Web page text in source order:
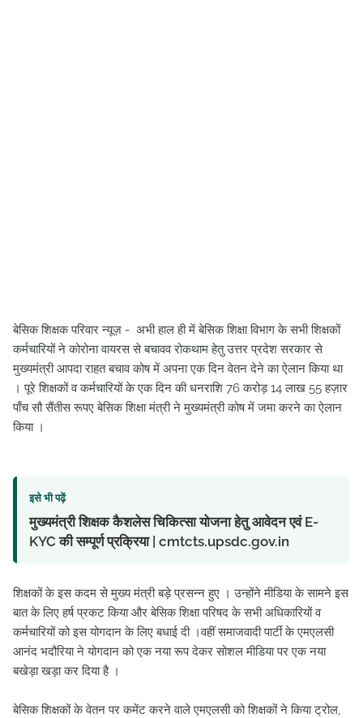
बेसिक शिक्षक परिवार न्यूज़ - अभी हाल ही में बेसिक शिक्षा विभाग के सभी शिक्षकों
कर्मचारियों ने कोरोना वायरस से बचावव रोकथाम हेतु उत्तर प्रदेश सरकार से
मुख्यमंत्री आपदा राहत बचाव कोष में अपना एक दिन वेतन देने का ऐलान किया था
। पूरे शिक्षकों व कर्मचारियों के एक दिन की धनराशि 76 करोड़ 14 लाख 55 हज़ार
पाँच सौ सैंतीस रूपए बेसिक शिक्षा मंत्री ने मुख्यमंत्री कोष में जमा करने का ऐलान
किया ।
इसे भी पढ़ें
मुख्यमंत्री शिक्षक कैशलेस चिकित्सा योजना हेतु आवेदन एवं E-
KYC की सम्पूर्ण प्रक्रिया | cmtcts.upsdc.gov.in
शिक्षकों के इस कदम से मुख्य मंत्री बड़े प्रसन्न हुए । उन्होंने मीडिया के सामने इस
बात के लिए हर्ष प्रकट किया और बेसिक शिक्षा परिषद के सभी अधिकारियों व
कर्मचारियों को इस योगदान के लिए बधाई दी ।वहीं समाजवादी पार्टी के एमएलसी
आनंद भदौरिया ने योगदान को एक नया रूप देकर सोशल मीडिया पर एक नया
बखेड़ा खड़ा कर दिया है ।
बेसिक शिक्षकों के वेतन पर कमेंट करने वाले एमएलसी को शिक्षकों ने किया ट्रोल,